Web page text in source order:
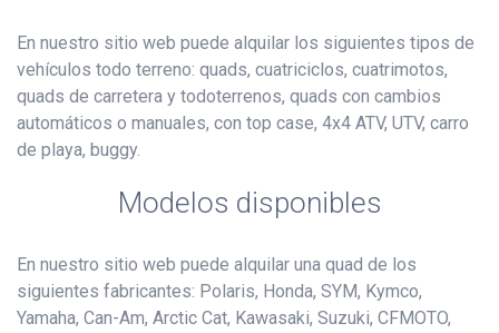
En nuestro sitio web puede alquilar los siguientes tipos de
vehículos todo terreno: quads, cuatriciclos, cuatrimotos,
quads de carretera y todoterrenos, quads con cambios
automáticos o manuales, con top case, 4x4 ATV, UTV, carro
de playa, buggy.
Modelos disponibles
En nuestro sitio web puede alquilar una quad de los
siguientes fabricantes: Polaris, Honda, SYM, Kymco,
Yamaha, Can-Am, Arctic Cat, Kawasaki, Suzuki, CFMOTO,